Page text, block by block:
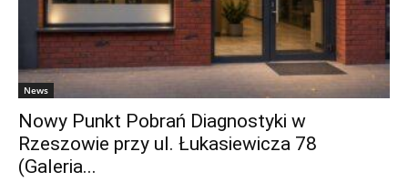
News
Nowy Punkt Pobrań Diagnostyki w
Rzeszowie przy ul. Łukasiewicza 78
(Galeria...